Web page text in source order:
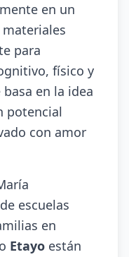
en un
para
físico y
en la idea
potencial
con amor
escuelas
en
Etayo están